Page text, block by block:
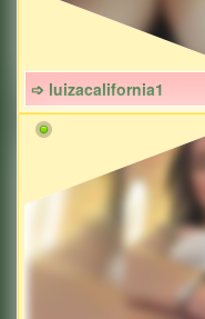
➩ luizacalifornia1